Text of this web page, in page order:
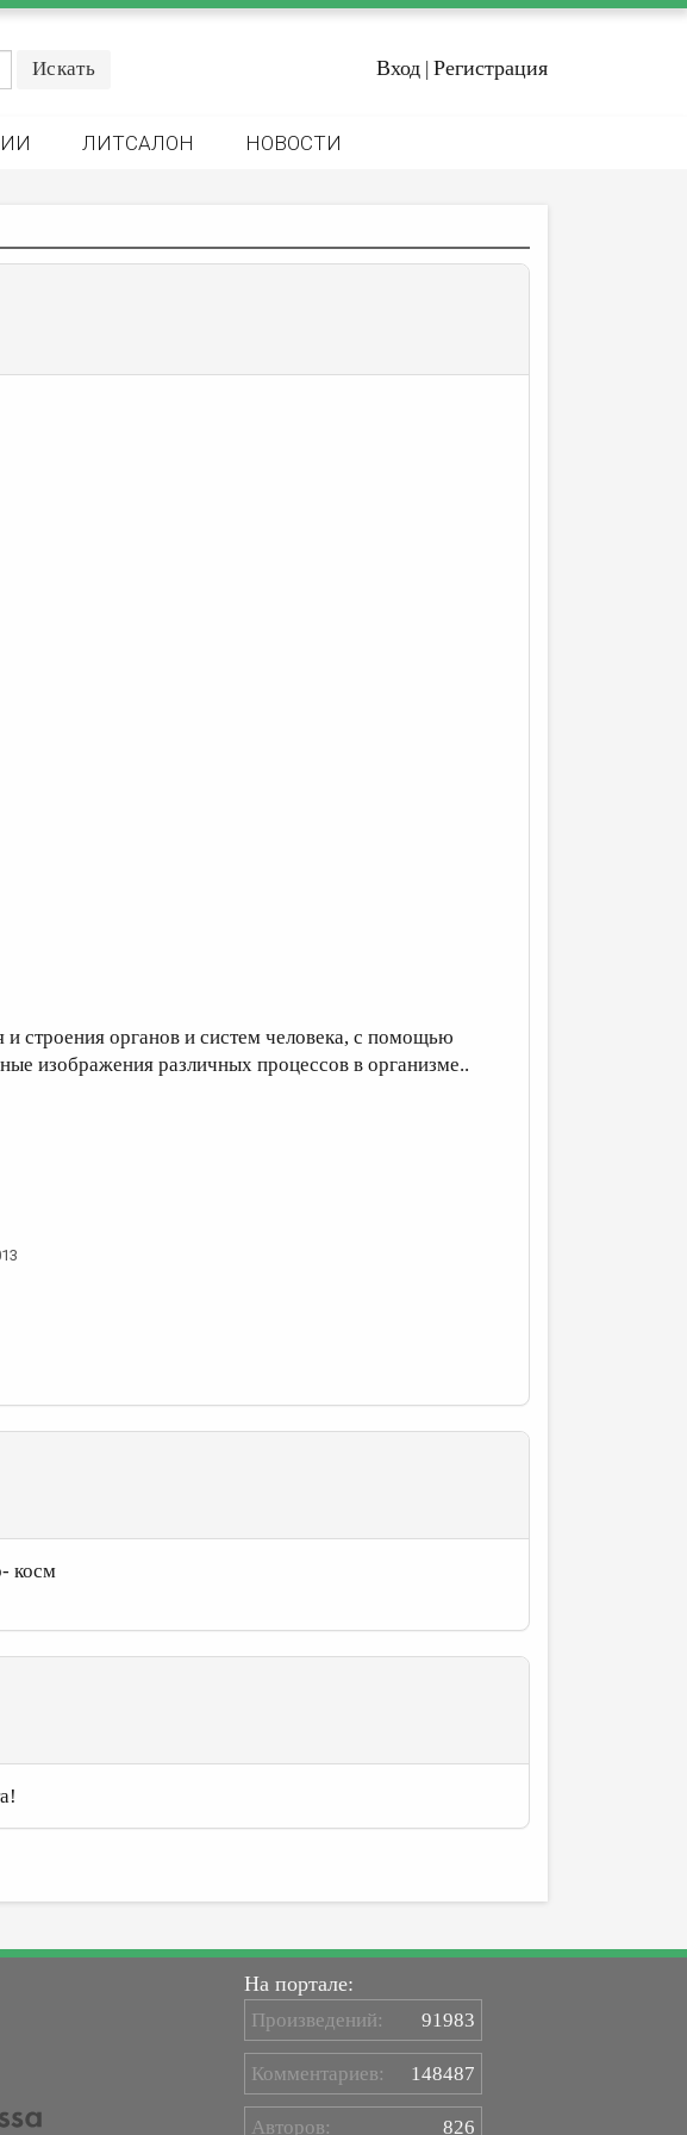
Вход | Регистрация
ЛИТСАЛОН НОВОСТИ
и строения органов и систем человека, с помощью
изображения различных процессов в организме..
косм
На портале:
Произведений: 91983
Комментариев: 148487
Авторов: 826